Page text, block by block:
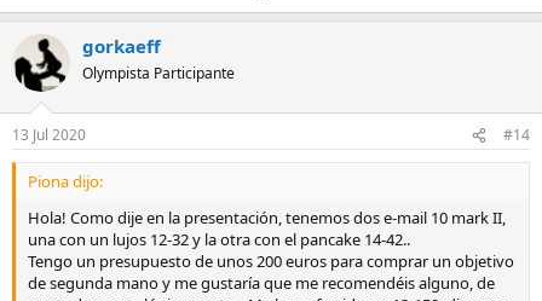
gorkaeff
Olympista Participante
13 Jul 2020 #14
Piona dijo:
Hola! Como dije en la presentación, tenemos dos e-mail 10 mark II,
una con un lujos 12-32 y la otra con el pancake 14-42..
Tengo un presupuesto de unos 200 euros para comprar un objetivo
de segunda mano y me gustaría que me recomendéis alguno, de